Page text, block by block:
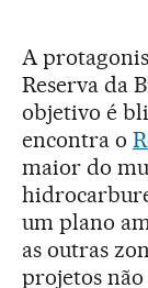
A
Reserva da
objetivo é
encontra o
maior do
um plano
as outras
projetos